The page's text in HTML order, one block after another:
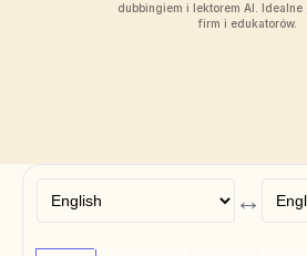
dubbingiem i lektorem AI. Idealne
firm i edukatorów.
↔
Free Tools
FAQs
Announcement
Partner Program